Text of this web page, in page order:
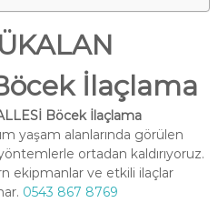
İlaçlama
Böcek İlaçlama
yaşam alanlarında görülen
ortadan kaldırıyoruz.
ekipmanlar ve etkili ilaçlar
0543 867 8769